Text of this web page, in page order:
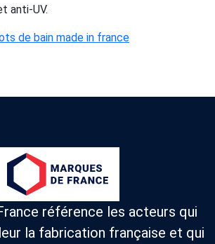
anti-UV.
de bain made in france
référence les acteurs qui
la fabrication française et qui